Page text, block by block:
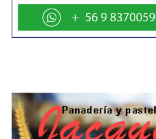
coordinación de carácter
Cámara Chilena de la
regional.